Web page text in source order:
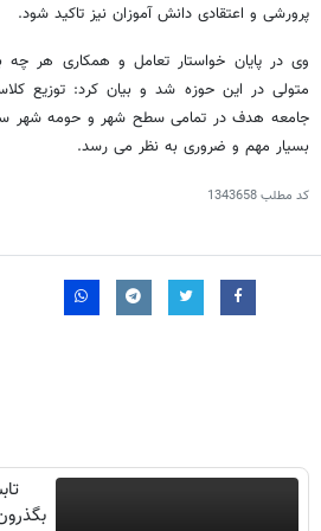
پرورشی و اعتقادی دانش آموزان نیز تاکید شود.
وی در پایان خواستار تعامل و همکاری هر چه
متولی در این حوزه شد و بیان کرد: توزیع
جامعه هدف در تمامی سطح شهر و حومه شهر
بسیار مهم و ضروری به نظر می رسد.
کد مطلب1343658